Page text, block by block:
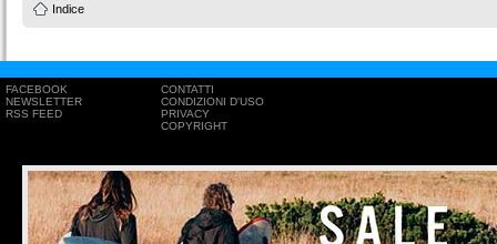
Indice
FACEBOOK
NEWSLETTER
RSS FEED
CONTATTI
CONDIZIONI D'USO
PRIVACY
COPYRIGHT